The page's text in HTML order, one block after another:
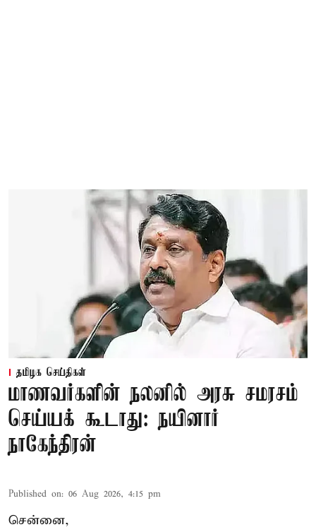
தமிழக செய்திகள்
மாணவர்களின் நலனில் அரசு சமரசம்
செய்யக் கூடாது: நயினார்
நாகேந்திரன்
Published on: 06 Aug 2026, 4:15 pm
சென்னை,